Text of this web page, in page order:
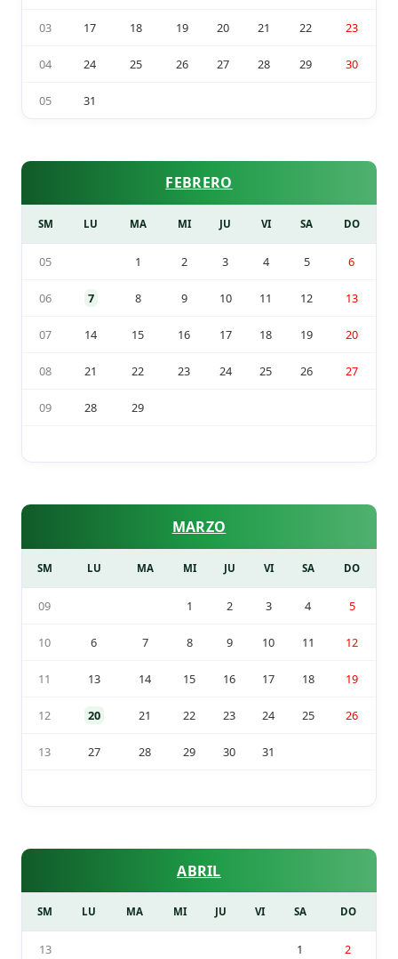
03 17 18 19 20 21 22 23
04 24 25 26 27 28 29 30
05 31
FEBRERO
SM LU MA MI JU VI SA DO
05 1 2 3 4 5 6
06 7 8 9 10 11 12 13
07 14 15 16 17 18 19 20
08 21 22 23 24 25 26 27
09 28 29
MARZO
SM LU MA MI JU VI SA DO
09 1 2 3 4 5
10 6 7 8 9 10 11 12
11 13 14 15 16 17 18 19
12 20 21 22 23 24 25 26
13 27 28 29 30 31
ABRIL
SM LU MA MI JU VI SA DO
13 1 2